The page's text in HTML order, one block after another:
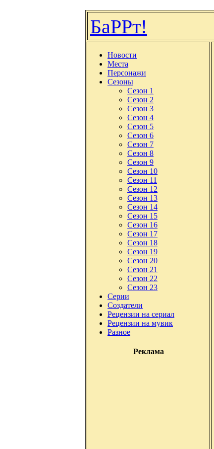
БаРРт!
Новости
Места
Персонажи
Сезоны
Сезон 1
Сезон 2
Сезон 3
Сезон 4
Сезон 5
Сезон 6
Сезон 7
Сезон 8
Сезон 9
Сезон 10
Сезон 11
Сезон 12
Сезон 13
Сезон 14
Сезон 15
Сезон 16
Сезон 17
Сезон 18
Сезон 19
Сезон 20
Сезон 21
Сезон 22
Сезон 23
Серии
Создатели
Рецензии на сериал
Рецензии на мувик
Разное
Реклама